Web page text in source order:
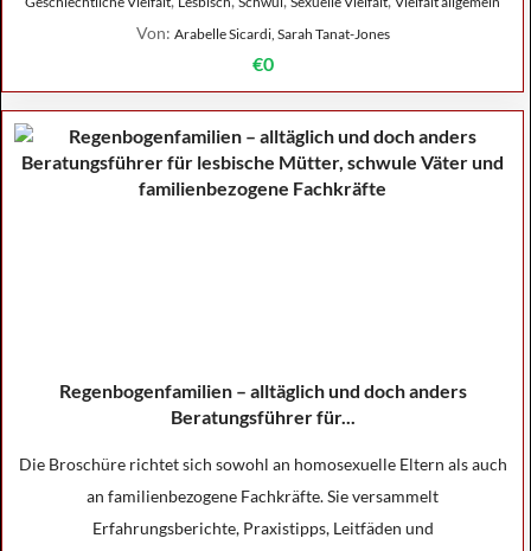
Von: Arabelle Sicardi, Sarah Tanat-Jones
€0
Regenbogenfamilien – alltäglich und doch anders
Beratungsführer für...
Die Broschüre richtet sich sowohl an homosexuelle Eltern als auch
an familienbezogene Fachkräfte. Sie versammelt
Erfahrungsberichte, Praxistipps, Leitfäden und